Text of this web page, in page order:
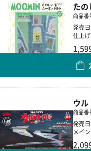
た
商品番
発売
仕上
ウ
商品番
発売
メイ